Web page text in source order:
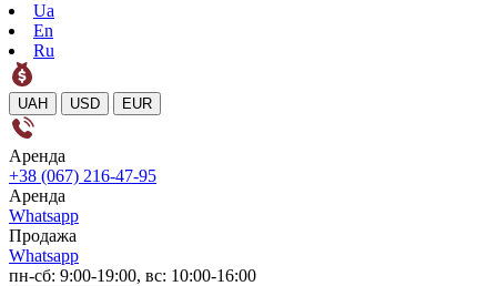
Ua
En
Ru
UAH USD EUR
Аренда
+38 (067) 216-47-95
Аренда
Whatsapp
Продажа
Whatsapp
пн-сб: 9:00-19:00, вс: 10:00-16:00